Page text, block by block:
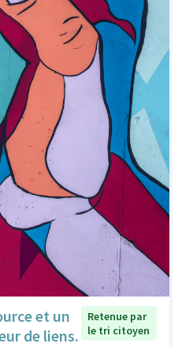
et un
de liens.
Retenue par
le tri citoyen